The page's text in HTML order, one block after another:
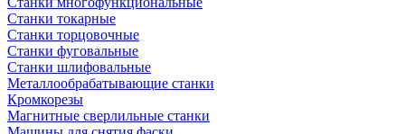
Станки токарные
Станки торцовочные
Станки фуговальные
Станки шлифовальные
Металлообрабатывающие станки
Кромкорезы
Магнитные сверлильные станки